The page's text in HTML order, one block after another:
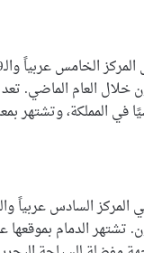
بلغ 5.451 مليون خلال العام
في المملكة، وتشتهر
بلغ 3.588 مليون. تشتهر الدمام